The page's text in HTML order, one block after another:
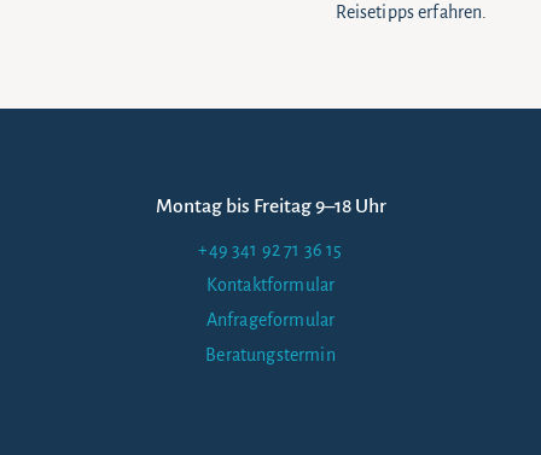
Reisetipps erfahren.
Montag bis Freitag 9–18 Uhr
+49 341 92 71 36 15
Kontaktformular
Anfrageformular
Beratungstermin